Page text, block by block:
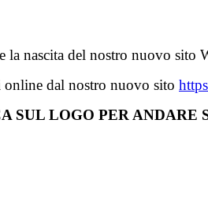
la nascita del nostro nuovo sito
online dal nostro nuovo sito
SUL LOGO PER ANDARE